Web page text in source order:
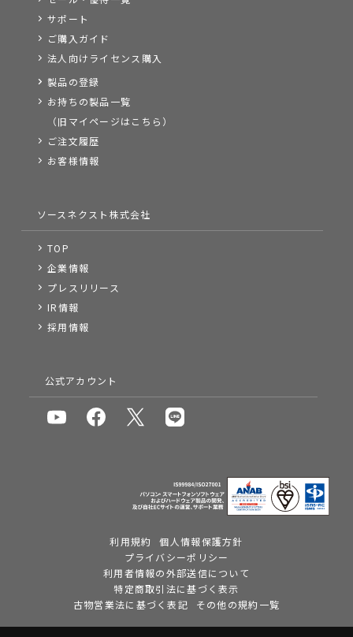
サポート
ご購入ガイド
法人向けライセンス購入
製品の登録
お持ちの製品一覧
（旧マイページはこちら）
ご注文履歴
お客様情報
ソースネクスト株式会社
TOP
企業情報
プレスリリース
IR情報
採用情報
公式アカウント
利用規約
個人情報保護方針
プライバシーポリシー
利用者情報の外部送信について
特定商取引法に基づく表示
古物営業法に基づく表記
その他の規約一覧